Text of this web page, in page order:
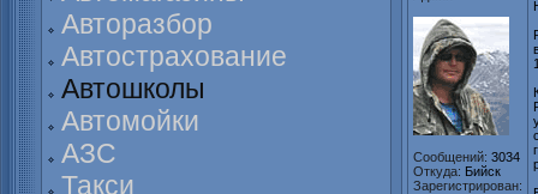
Авторазбор
Автострахование
Автошколы
Автомойки
АЗС
Такси
Сообщений: 3034
Откуда: Бийск
Зарегистрирован: